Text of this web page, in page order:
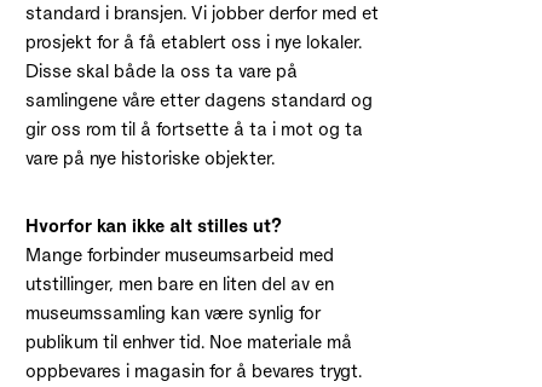
standard i bransjen. Vi jobber derfor med et
prosjekt for å få etablert oss i nye lokaler.
Disse skal både la oss ta vare på
samlingene våre etter dagens standard og
gir oss rom til å fortsette å ta i mot og ta
vare på nye historiske objekter.
Hvorfor kan ikke alt stilles ut?
Mange forbinder museumsarbeid med
utstillinger, men bare en liten del av en
museumssamling kan være synlig for
publikum til enhver tid. Noe materiale må
oppbevares i magasin for å bevares trygt.